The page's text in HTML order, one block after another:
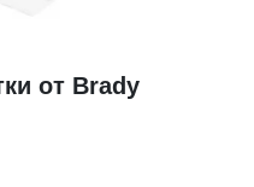
от Brady